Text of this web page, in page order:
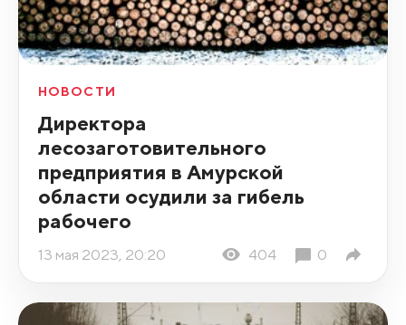
НОВОСТИ
Директора
лесозаготовительного
предприятия в Амурской
области осудили за гибель
рабочего
13 мая 2023, 20:20 404 0